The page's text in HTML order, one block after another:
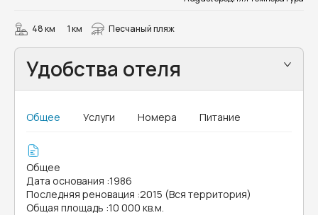
48 км 1 км Песчаный пляж
Удобства отеля
Общее Услуги Номера Питание
Общее
Дата основания :1986
Последняя реновация :2015 (Вся территория)
Общая площадь :10 000 кв.м.